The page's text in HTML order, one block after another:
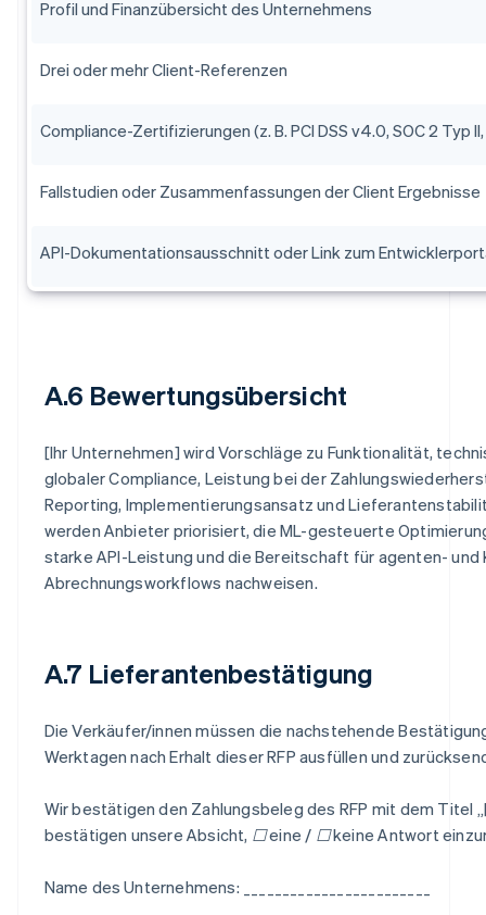
Profil und Finanzübersicht des Unternehmens
Drei oder mehr Client-Referenzen
Compliance-Zertifizierungen (z. B. PCI DSS v4.0, SOC 2 Typ
Fallstudien oder Zusammenfassungen der Client Ergebnisse
API-Dokumentationsausschnitt oder Link zum
A.6 Bewertungsübersicht
[Ihr Unternehmen] wird Vorschläge zu Funktionalität,
globaler Compliance, Leistung bei der
Reporting, Implementierungsansatz und
werden Anbieter priorisiert, die ML-gesteuerte
starke API-Leistung und die Bereitschaft für agenten- und
Abrechnungsworkflows nachweisen.
A.7 Lieferantenbestätigung
Die Verkäufer/innen müssen die nachstehende
Werktagen nach Erhalt dieser RFP ausfüllen und
Wir bestätigen den Zahlungsbeleg des RFP mit dem Titel
bestätigen unsere Absicht, ☐ eine / ☐ keine Antwort
Name des Unternehmens: ________________________